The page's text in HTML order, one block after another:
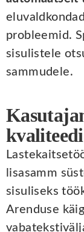
probleemid.
sisulistele
sammudele.
lisasamm
sisuliseks
Arenduse